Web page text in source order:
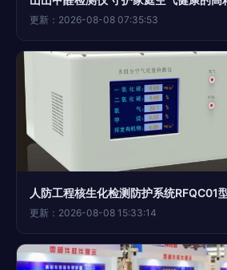
更新：2026-08-08 07:35:53
更新：2026-08-08 15:33:14